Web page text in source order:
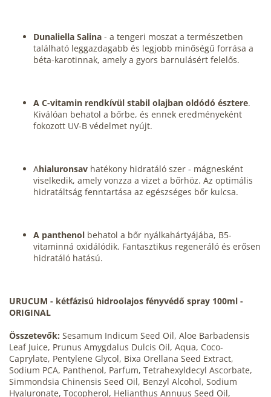
Dunaliella Salina - a tengeri moszat a természetben
található leggazdagabb és legjobb minőségű forrása a
béta-karotinnak, amely a gyors barnulásért felelős.
A C-vitamin rendkívül stabil olajban oldódó észtere.
Kiválóan behatol a bőrbe, és ennek eredményeként
fokozott UV-B védelmet nyújt.
Ahialuronsav hatékony hidratáló szer - mágnesként
viselkedik, amely vonzza a vizet a bőrhöz. Az optimális
hidratáltság fenntartása az egészséges bőr kulcsa.
A panthenol behatol a bőr nyálkahártyájába, B5-
vitaminná oxidálódik. Fantasztikus regeneráló és erősen
hidratáló hatású.
URUCUM - kétfázisú hidroolajos fényvédő spray 100ml -
ORIGINAL
Összetevők: Sesamum Indicum Seed Oil, Aloe Barbadensis
Leaf Juice, Prunus Amygdalus Dulcis Oil, Aqua, Coco-
Caprylate, Pentylene Glycol, Bixa Orellana Seed Extract,
Sodium PCA, Panthenol, Parfum, Tetrahexyldecyl Ascorbate,
Simmondsia Chinensis Seed Oil, Benzyl Alcohol, Sodium
Hyaluronate, Tocopherol, Helianthus Annuus Seed Oil,